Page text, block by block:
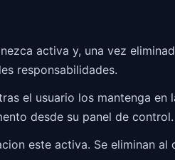
activa y, una vez
responsabilidades.
el usuario los mantenga en
desde su panel de control.
este activa. Se eliminan al